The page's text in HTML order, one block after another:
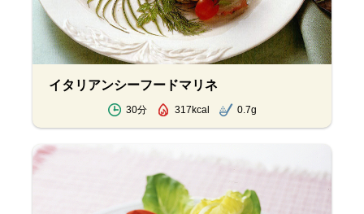
イタリアンシーフードマリネ
30分 317kcal 0.7g